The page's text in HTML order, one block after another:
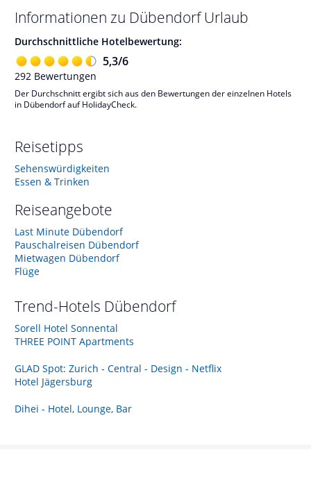
Informationen zu Dübendorf Urlaub
Durchschnittliche Hotelbewertung:
5,3/6
292 Bewertungen
Der Durchschnitt ergibt sich aus den Bewertungen der einzelnen Hotels
in Dübendorf auf HolidayCheck.
Reisetipps
Sehenswürdigkeiten
Essen & Trinken
Reiseangebote
Last Minute Dübendorf
Pauschalreisen Dübendorf
Mietwagen Dübendorf
Flüge
Trend-Hotels Dübendorf
Sorell Hotel Sonnental
THREE POINT Apartments
GLAD Spot: Zurich - Central - Design - Netflix
Hotel Jägersburg
Dihei - Hotel, Lounge, Bar